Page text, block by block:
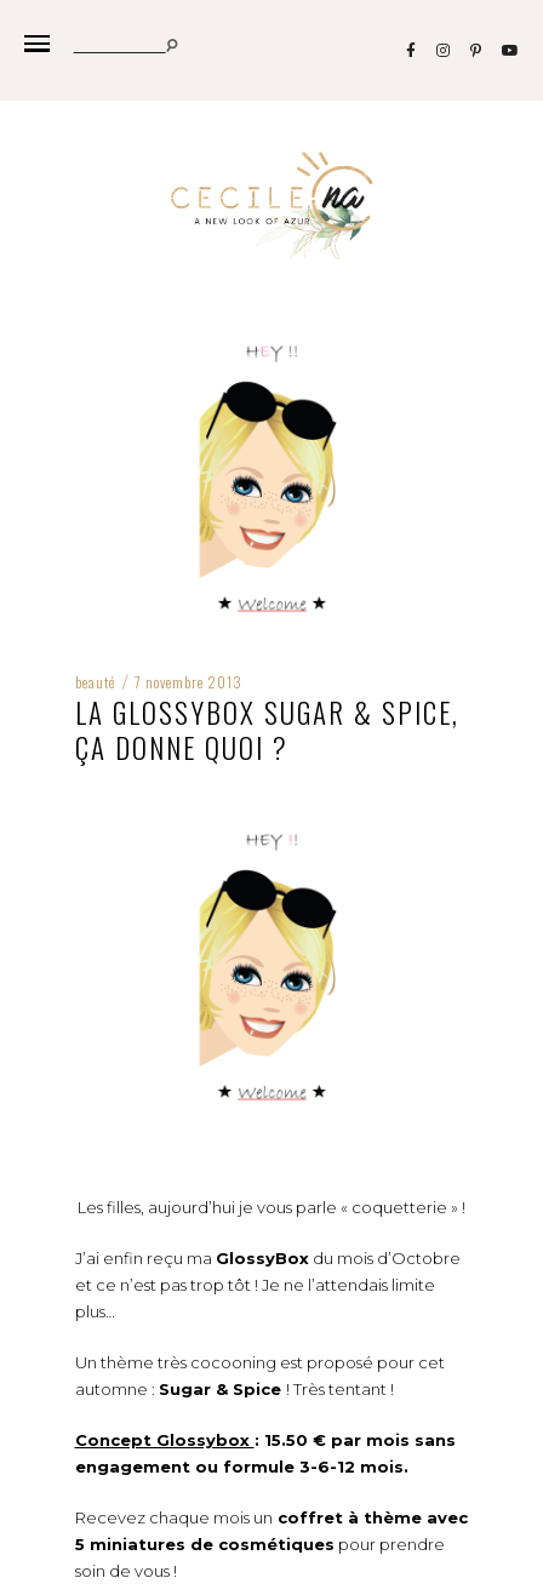
beauté / 7 novembre 2013
LA GLOSSYBOX SUGAR & SPICE,
ÇA DONNE QUOI ?
Les filles, aujourd’hui je vous parle « coquetterie » !
J’ai enfin reçu ma GlossyBoxdu mois d’Octobre
et ce n’est pas trop tôt ! Je ne l’attendais limite
plus…
Un thème très cocooning est proposé pour cet
automne : Sugar & Spice ! Très tentant !
Concept Glossybox : 15.50 € par mois sans
engagement ou formule 3-6-12 mois.
Recevez chaque mois un coffret à thème avec
5 miniatures de cosmétiques pour prendre
soin de vous !